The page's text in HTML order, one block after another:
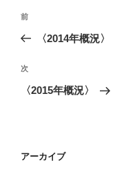
投
ビ
ゲ
ン
前
の
稿
前
〈2014年概況〉
次
の
次
〈2015年概況〉
アーカイブ